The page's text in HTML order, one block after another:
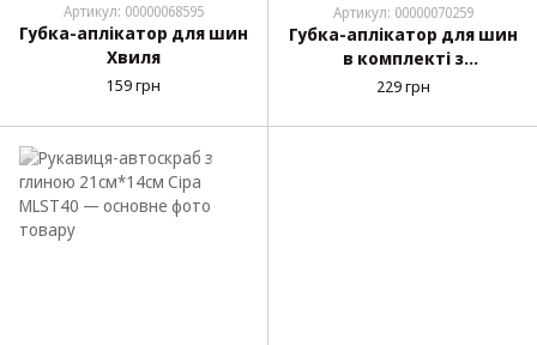
Артикул: 00000068595
Губка-аплікатор для шин
Хвиля
159 грн
Артикул: 00000070259
Губка-аплікатор для шин
в комплекті з
підставкою"К2" TRACO
229 грн